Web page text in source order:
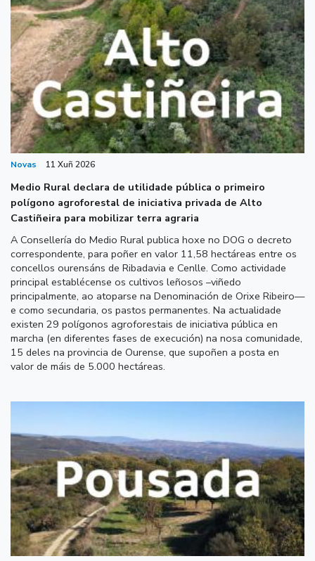
Novas 11 Xuñ 2026
Medio Rural declara de utilidade pública o primeiro
polígono agroforestal de iniciativa privada de Alto
Castiñeira para mobilizar terra agraria
A Consellería do Medio Rural publica hoxe no DOG o decreto
correspondente, para poñer en valor 11,58 hectáreas entre os
concellos ourensáns de Ribadavia e Cenlle. Como actividade
principal establécense os cultivos leñosos –viñedo
principalmente, ao atoparse na Denominación de Orixe Ribeiro—
e como secundaria, os pastos permanentes. Na actualidade
existen 29 polígonos agroforestais de iniciativa pública en
marcha (en diferentes fases de execución) na nosa comunidade,
15 deles na provincia de Ourense, que supoñen a posta en
valor de máis de 5.000 hectáreas.